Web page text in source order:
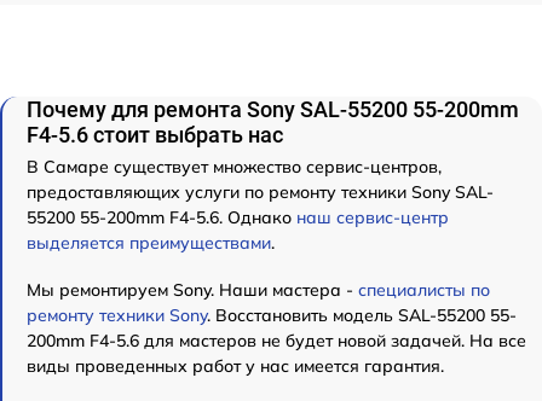
Почему для ремонта Sony SAL-55200 55-200mm
F4-5.6 стоит выбрать нас
В Самаре существует множество сервис-центров,
предоставляющих услуги по ремонту техники Sony SAL-
55200 55-200mm F4-5.6. Однако наш сервис-центр
выделяется преимуществами.
Мы ремонтируем Sony. Наши мастера - специалисты по
ремонту техники Sony. Восстановить модель SAL-55200 55-
200mm F4-5.6 для мастеров не будет новой задачей. На все
виды проведенных работ у нас имеется гарантия.